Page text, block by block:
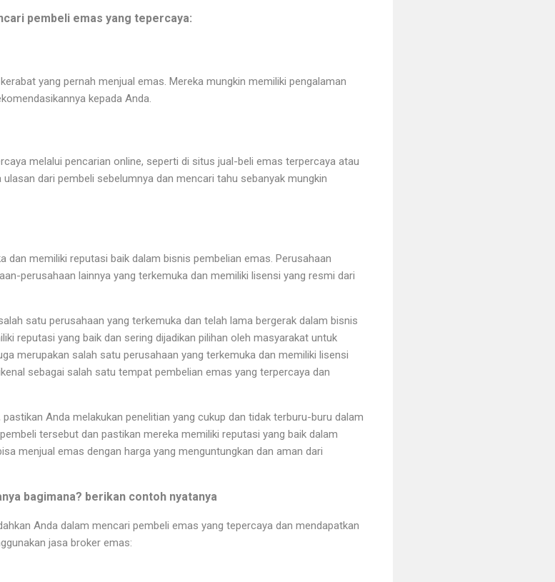
pembeli emas yang tepercaya:
yang pernah menjual emas. Mereka mungkin memiliki pengalaman
kepada Anda.
melalui pencarian online, seperti di situs jual-beli emas terpercaya atau
dari pembeli sebelumnya dan mencari tahu sebanyak mungkin
dan memiliki reputasi baik dalam bisnis pembelian emas. Perusahaan
perusahaan lainnya yang terkemuka dan memiliki lisensi yang resmi dari
satu perusahaan yang terkemuka dan telah lama bergerak dalam bisnis
reputasi yang baik dan sering dijadikan pilihan oleh masyarakat untuk
merupakan salah satu perusahaan yang terkemuka dan memiliki lisensi
sebagai salah satu tempat pembelian emas yang terpercaya dan
Anda melakukan penelitian yang cukup dan tidak terburu-buru dalam
tersebut dan pastikan mereka memiliki reputasi yang baik dalam
menjual emas dengan harga yang menguntungkan dan aman dari
bagimana? berikan contoh nyatanya
Anda dalam mencari pembeli emas yang tepercaya dan mendapatkan
jasa broker emas: